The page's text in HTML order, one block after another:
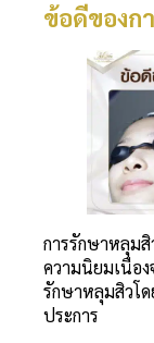
ข้อดีของก
การรักษาหลุมสิ
ความนิยมเนื่อ
รักษาหลุมสิวโ
ประการ